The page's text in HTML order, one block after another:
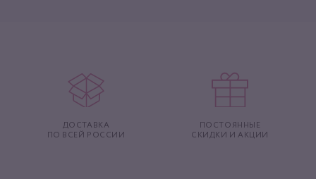
ДОСТАВКА
ПО ВСЕЙ РОССИИ
ПОСТОЯННЫЕ
СКИДКИ И АКЦИИ